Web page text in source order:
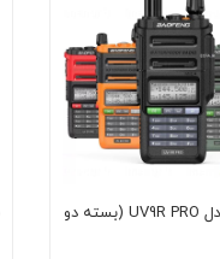
باوفنگ مدل UV9R PRO (بسته دو